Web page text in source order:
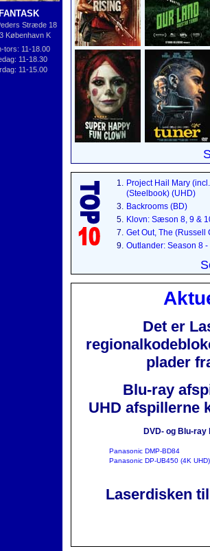
FANTASK
Stræde 18
København K
tors: 11-18.00
11-18.30
11-15.00
1. Project Hail Mary
(Steelbook) (UHD)
3. Backrooms (BD)
5. Klovn: Sæson 8, 9 &
7. Get Out, The (Russell
9. Outlander: Season 8
Det er
plader
Blu-ray
UHD afspillerne
DVD- og Blu-ray
Panasonic DMP-BD84
Panasonic DP-UB450 (4K UHD)
Laserdisken